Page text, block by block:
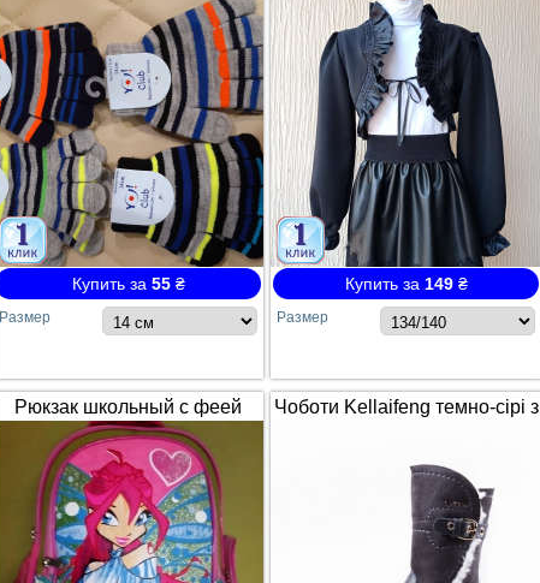
полосатые
Купить за 55₴
Размер
(1653)
Купить за 149₴
Размер
Рюкзак школьный с феей
Winx / Винкс
Чоботи Kellaifeng темно-сірі з